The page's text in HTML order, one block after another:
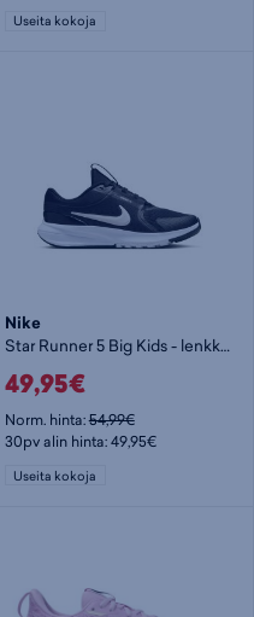
Useita kokoja
Nike
Star Runner 5 Big Kids - lenkkarit
49,95€
Norm. hinta:54,99€
30pv alin hinta: 49,95€
Useita kokoja